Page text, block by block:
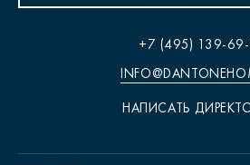
+7 (495) 139-
НАПИСАТЬ